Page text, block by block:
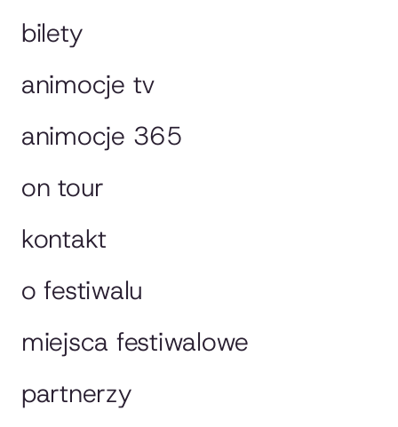
bilety
animocje tv
animocje 365
on tour
kontakt
o festiwalu
miejsca festiwalowe
partnerzy